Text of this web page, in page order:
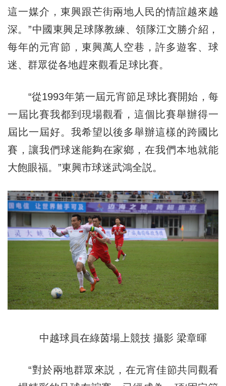
這一媒介，東興跟芒街兩地人民的情誼越來越
深。”中國東興足球隊教練、領隊江文勝介紹，
每年的元宵節，東興萬人空巷，許多遊客、球
迷、群眾從各地趕來觀看足球比賽。
“從1993年第一屆元宵節足球比賽開始，每
一屆比賽我都到現場觀看，這個比賽舉辦得一
屆比一屆好。我希望以後多舉辦這樣的跨國比
賽，讓我們球迷能夠在家鄉，在我們本地就能
大飽眼福。”東興市球迷武鴻全説。
中越球員在綠茵場上競技 攝影 梁章暉
“對於兩地群眾來説，在元宵佳節共同觀看